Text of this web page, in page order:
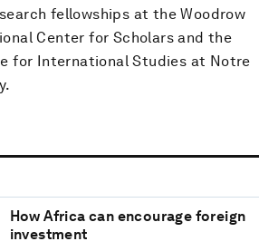
fellowships at the Woodrow
Center for Scholars and the
for International Studies at Notre
How Africa can encourage foreign
investment